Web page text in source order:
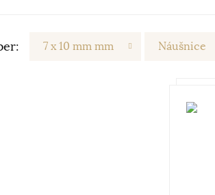
7 x 10 mm mm Náušnice